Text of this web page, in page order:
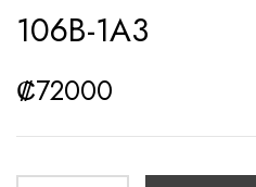
106B-1A3
₡72000